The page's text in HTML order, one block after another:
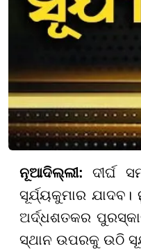
ନୂଆଦିଲ୍ଲୀ:ଦୀର୍ଘ
ସୂର୍ଯ୍ୟକୁମାର
ଅର୍ଦ୍ଧଶତକର
ସ୍ଥାନ ଉପରକୁ ଉଠି